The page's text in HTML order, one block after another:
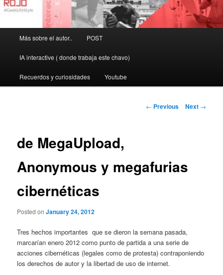
Más sobre el autor.. POST
IA interactive ( donde trabaja este chavo)
Recuerdos y curiosidades Youtube
Post
← Previous Next →
de MegaUpload,
Anonymous y megafurias
cibernéticas
Posted onJanuary 24, 2012
Tres hechos importantes que se dieron la semana pasada,
marcarían enero 2012 como punto de partida a una serie de
acciones cibernéticas (legales como de protesta) contraponiendo
los derechos de autor y la libertad de uso de internet.